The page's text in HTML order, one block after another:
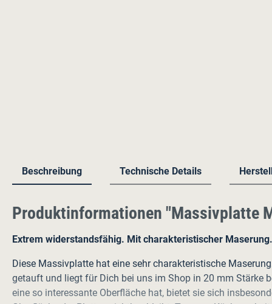
Beschreibung Technische Details
Produktinformationen "Massivplatte
Extrem widerstandsfähig. Mit charakteristischer
Diese Massivplatte hat eine sehr charakteristische
getauft und liegt für Dich bei uns im Shop in 20 mm Stärke
eine so interessante Oberfläche hat, bietet sie sich